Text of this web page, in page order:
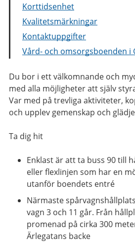
Korttidsenhet
Kvalitetsmärkningar
Kontaktuppgifter
Vård- och omsorgsboenden i
Du bor i ett välkomnande och
med alla möjligheter att själv
Var med på trevliga aktiviteter,
och upplev gemenskap och
Ta dig hit
Enklast är att ta buss 90 till
eller flexlinjen som har en
utanför boendets entré
Närmaste
vagn 3 och 11 går. Från
promenad på cirka 300
Ärlegatans backe